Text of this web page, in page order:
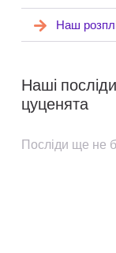
Наш
Наші посліди
цуценята
Посліди ще не